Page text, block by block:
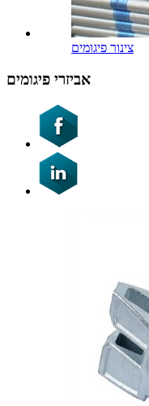
צינור פיגומים
אביזרי פיגומים